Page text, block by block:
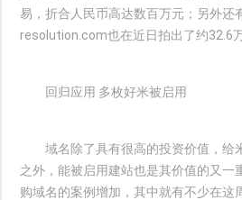
易，折合人民币高达数百万元；另外还
resolution.com也在近日拍出了约32.6
回归应用 多枚好米被启用
域名除了具有很高的投资价值，给
之外，能被启用建站也是其价值的又一
购域名的案例增加，其中就有不少在这